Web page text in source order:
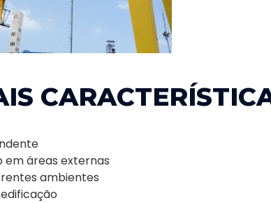
em áreas externas
ambientes